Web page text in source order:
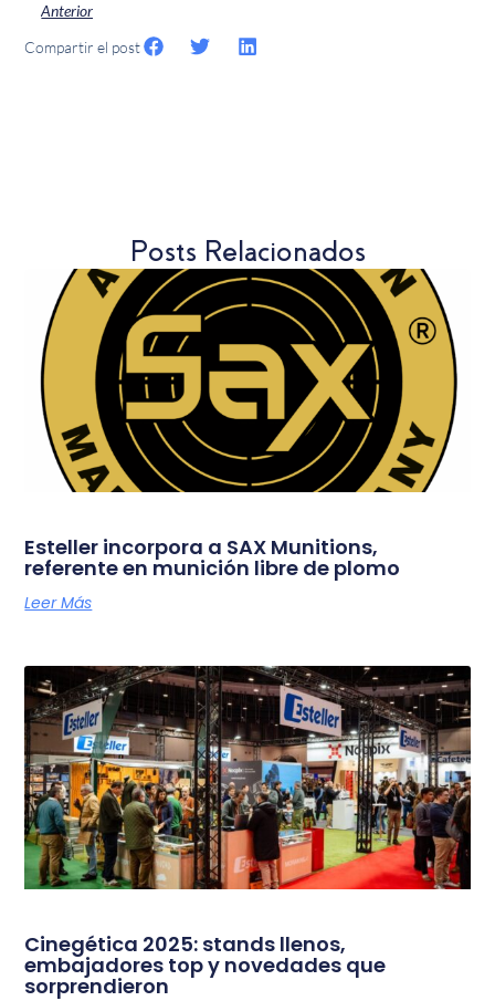
Anterior
Compartir el post
Posts Relacionados
Esteller incorpora a SAX Munitions,
referente en munición libre de plomo
Leer Más
Cinegética 2025: stands llenos,
embajadores top y novedades que
sorprendieron